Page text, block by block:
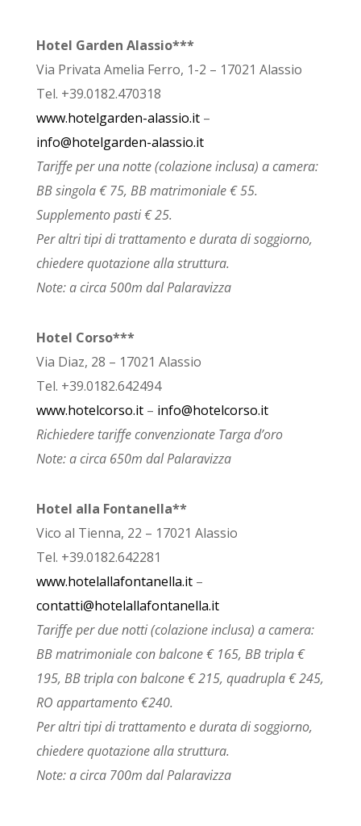
Hotel Garden Alassio***
Via Privata Amelia Ferro, 1-2 – 17021 Alassio
Tel. +39.0182.470318
www.hotelgarden-alassio.it–
info@hotelgarden-alassio.it
Tariffe per una notte (colazione inclusa) a camera:
BB singola € 75, BB matrimoniale € 55.
Supplemento pasti € 25.
Per altri tipi di trattamento e durata di soggiorno,
chiedere quotazione alla struttura.
Note: a circa 500m dal Palaravizza
Hotel Corso***
Via Diaz, 28 – 17021 Alassio
Tel. +39.0182.642494
www.hotelcorso.it– info@hotelcorso.it
Richiedere tariffe convenzionate Targa d’oro
Note: a circa 650m dal Palaravizza
Hotel alla Fontanella**
Vico al Tienna, 22 – 17021 Alassio
Tel. +39.0182.642281
www.hotelallafontanella.it–
contatti@hotelallafontanella.it
Tariffe per due notti (colazione inclusa) a camera:
BB matrimoniale con balcone € 165, BB tripla €
195, BB tripla con balcone € 215, quadrupla € 245,
RO appartamento €240.
Per altri tipi di trattamento e durata di soggiorno,
chiedere quotazione alla struttura.
Note: a circa 700m dal Palaravizza